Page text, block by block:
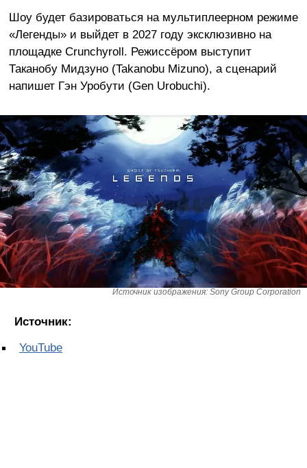
Шоу будет базироваться на мультиплеерном режиме
«Легенды» и выйдет в 2027 году эксклюзивно на
площадке Crunchyroll. Режиссёром выступит
Таканобу Мидзуно (Takanobu Mizuno), а сценарий
напишет Гэн Уробути (Gen Urobuchi).
Источник изображения: Sony Group Corporation
Источник:
YouTube